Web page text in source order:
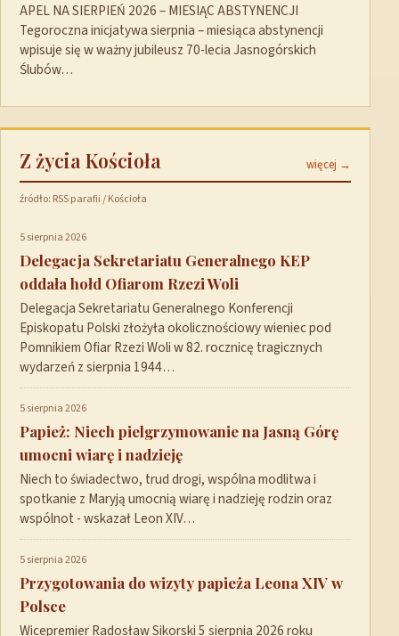
APEL NA SIERPIEŃ 2026 – MIESIĄC ABSTYNENCJI
Tegoroczna inicjatywa sierpnia – miesiąca abstynencji
wpisuje się w ważny jubileusz 70-lecia Jasnogórskich
Ślubów…
Z życia Kościoła więcej →
źródło: RSS parafii / Kościoła
5 sierpnia 2026
Delegacja Sekretariatu Generalnego KEP
oddała hołd Ofiarom Rzezi Woli
Delegacja Sekretariatu Generalnego Konferencji
Episkopatu Polski złożyła okolicznościowy wieniec pod
Pomnikiem Ofiar Rzezi Woli w 82. rocznicę tragicznych
wydarzeń z sierpnia 1944…
5 sierpnia 2026
Papież: Niech pielgrzymowanie na Jasną Górę
umocni wiarę i nadzieję
Niech to świadectwo, trud drogi, wspólna modlitwa i
spotkanie z Maryją umocnią wiarę i nadzieję rodzin oraz
wspólnot - wskazał Leon XIV…
5 sierpnia 2026
Przygotowania do wizyty papieża Leona XIV w
Polsce
Wicepremier Radosław Sikorski 5 sierpnia 2026 roku